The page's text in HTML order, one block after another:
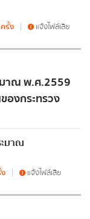
ระมาณรอบ
ะจำปี
รั้ง แจ้งไฟล์เสีย
มาณ พ.ศ.2559
องกระทรวง
มาณ
แจ้งไฟล์เสีย